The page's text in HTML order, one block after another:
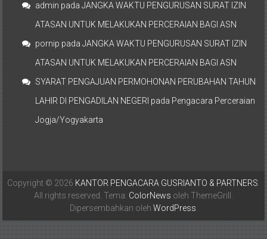
admin padaJANGKA WAKTU PENGURUSAN SURAT IZIN
ATASAN UNTUK MELAKUKAN PERCERAIAN BAGI ASN
pornip padaJANGKA WAKTU PENGURUSAN SURAT IZIN
ATASAN UNTUK MELAKUKAN PERCERAIAN BAGI ASN
SYARAT PENGAJUAN PERMOHONAN PERUBAHAN TAHUN
LAHIR DI PENGADILAN NEGERI pada Pengacara Perceraian
Jogja/Yogyakarta
Copyright © 2026 KANTOR PENGACARA GUSRIANTO & PARTNERS
All rights reserved. Tema: ColorNews oleh ThemeGrill.
Dipersembahkan oleh WordPress